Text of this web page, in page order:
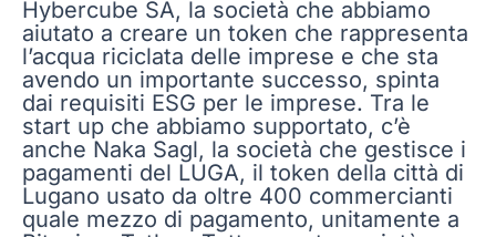
Hybercube SA, la società che abbiamo
aiutato a creare un token che rappresenta
l’acqua riciclata delle imprese e che sta
avendo un importante successo, spinta
dai requisiti ESG per le imprese. Tra le
start up che abbiamo supportato, c’è
anche Naka Sagl, la società che gestisce i
pagamenti del LUGA, il token della città di
Lugano usato da oltre 400 commercianti
quale mezzo di pagamento, unitamente a